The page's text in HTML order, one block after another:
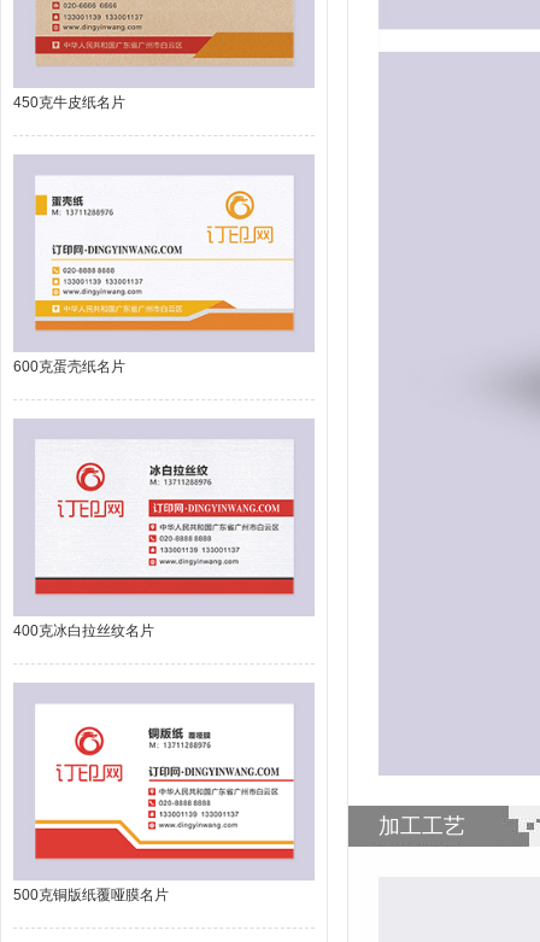
450克牛皮纸名片
600克蛋壳纸名片
400克冰白拉丝纹名片
500克铜版纸覆哑膜名片
加工工艺